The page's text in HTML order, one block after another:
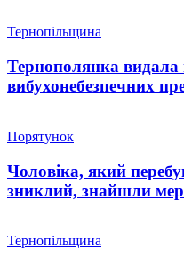
Тернопільщина
Тернополянка видала
вибухонебезпечних
Порятунок
Чоловіка, який
зниклий, знайшли
Тернопільщина